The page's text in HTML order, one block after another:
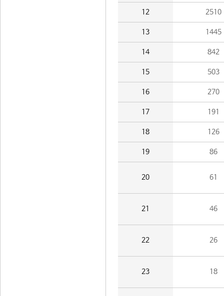
12 2510
13 1445
14 842
15 503
16 270
17 191
18 126
19 86
20 61
21 46
22 26
23 18